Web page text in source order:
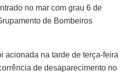
no mar com grau 6 de
de Bombeiros
acionada na tarde de terça-feira
de desaparecimento no